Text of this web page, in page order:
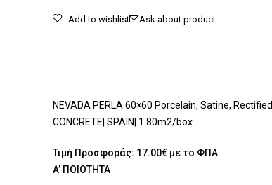
Ask about product
NEVADA PERLA 60×60 Porcelain, Satine, Rectified
CONCRETE| SPAIN| 1.80m2/box
Τιμή Προσφοράς: 17.00€ με το ΦΠΑ
A’ ΠΟΙΟΤΗΤΑ